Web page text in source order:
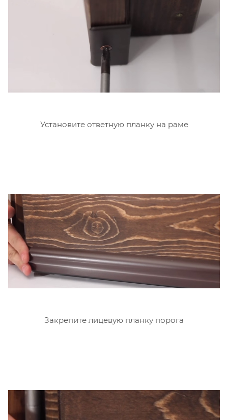
Установите ответную планку на раме
Закрепите лицевую планку порога